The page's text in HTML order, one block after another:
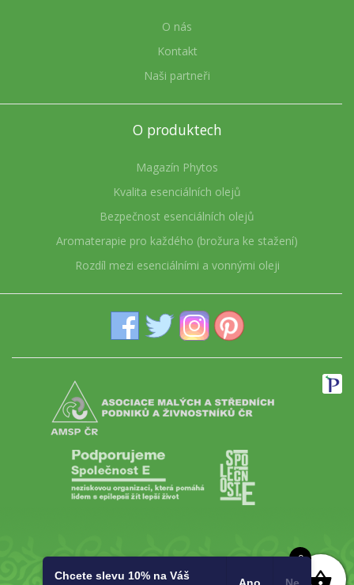
O nás
Kontakt
Naši partneři
O produktech
Magazín Phytos
Kvalita esenciálních olejů
Bezpečnost esenciálních olejů
Aromaterapie pro každého (brožura ke stažení)
Rozdíl mezi esenciálními a vonnými oleji
0
Chcete slevu 10% na Váš